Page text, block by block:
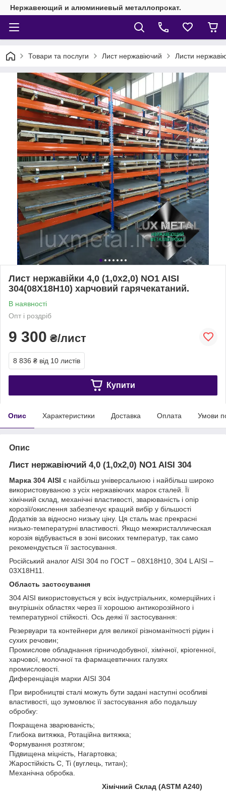
Нержавеющий и алюминиевый металлопрокат.
Товари та послуги Лист нержавіючий Листи
Лист нержавійки 4,0 (1,0х2,0) NO1 AISI
304(08Х18Н10) харчовий гарячекатаний.
В наявності
Опт і роздріб
9 300 ₴/лист
8 836 ₴ від 10 листів
Купити
Опис Характеристики Доставка Оплата Умови
Опис
Лист нержавіючий 4,0 (1,0х2,0) NO1 AISI 304
Марка 304 AISI є найбільш універсальною і найбільш широко
використовуваною з усіх нержавіючих марок сталей. Її
хімічний склад, механічні властивості, зварюваність і опір
корозії/окислення забезпечує кращий вибір у більшості
Додатків за відносно низьку ціну. Ця сталь має прекрасні
низько-температурні властивості. Якщо межкристаллическая
корозія відбувається в зоні високих температур, так само
рекомендується її застосування.
Російський аналог AISI 304 по ГОСТ – 08Х18Н10, 304 L AISI –
03Х18Н11.
Область застосування
304 AISI використовується у всіх індустріальних, комерційних і
внутрішніх областях через її хорошою антикорозійного і
температурної стійкості. Ось деякі її застосування:
Резервуари та контейнери для великої різноманітності рідин і
сухих речовин;
Промислове обладнання гірничодобувної, хімічної, кріогенної,
харчової, молочної та фармацевтичних галузях
промисловості.
Диференціація марки AISI 304
При виробництві сталі можуть бути задані наступні особливі
властивості, що зумовлює її застосування або подальшу
обробку:
Покращена зварюваність;
Глибока витяжка, Ротаційна витяжка;
Формування розтягом;
Підвищена міцність, Нагартовка;
Жаростійкість C, Ti (вуглець, титан);
Механічна обробка.
Хімічний Склад (ASTM A240)